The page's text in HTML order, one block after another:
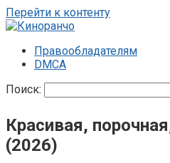
Перейти к контенту
Правообладателям
DMCA
Поиск:
Красивая,
(2026)